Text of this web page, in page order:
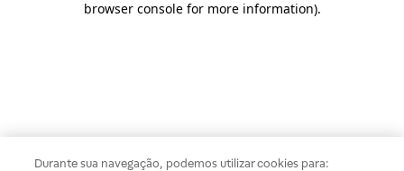
browser console for more information).
Durante sua navegação, podemos utilizar cookies para: